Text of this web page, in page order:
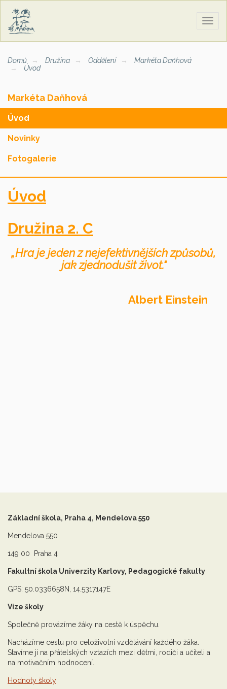
Domů Družina Oddělení
Markéta Daňhová
Úvod
Markéta Daňhová
Úvod
Novinky
Fotogalerie
Úvod
Družina 2. C
„Hra je jeden z nejefektivnějších způsobů,
jak zjednodušit život."
Albert Einstein
Základní škola, Praha 4, Mendelova 550
Mendelova 550
149 00 Praha 4
Fakultní škola Univerzity Karlovy, Pedagogické fakulty
GPS: 50.0336658N, 14.5317147E
Vize školy
Společně provázíme žáky na cestě k úspěchu.
Nacházíme cestu pro celoživotní vzdělávání každého žáka.
Stavíme ji na přátelských vztazích mezi dětmi, rodiči a učiteli a
na motivačním hodnocení.
Hodnoty školy